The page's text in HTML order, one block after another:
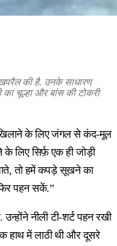
की है. उनके साधारण
चूल्हा और बांस की टोकरी
खिलाने के लिए जंगल से कंद-मूल
लिए सिर्फ़ एक ही जोड़ी
तो हमें कपड़े सूखने का
पहन सकें.”
नीली टी-शर्ट पहन रखी
हाथ में लाठी थी और दूसरे